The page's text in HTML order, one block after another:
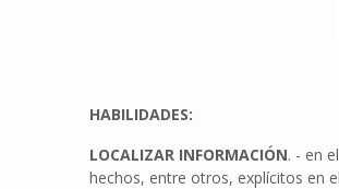
HABILIDADES:
LOCALIZAR INFORMACIÓN. - en
hechos, entre otros, explícitos en